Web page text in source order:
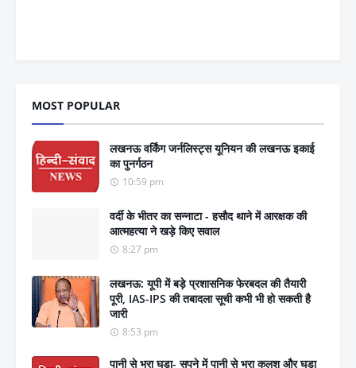
MOST POPULAR
लखनऊ वर्किंग जर्नलिस्ट्स यूनियन की लखनऊ इकाई
का पुनर्गठन
10:59 pm
वर्दी के भीतर का सन्नाटा - हसौद थाने में आरक्षक की
आत्महत्या ने खड़े किए सवाल
8:27 pm
लखनऊ: यूपी में बड़े प्रशासनिक फेरबदल की तैयारी
पूरी, IAS-IPS की तबादला सूची कभी भी हो सकती है
जारी
8:53 pm
पानी से भरा घड़ा- सपने में पानी से भरा कलश और घड़ा